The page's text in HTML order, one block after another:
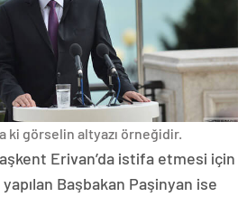
ki görselin altyazı örneğidir.
Erivan’da istifa etmesi için
Başbakan Paşinyan ise